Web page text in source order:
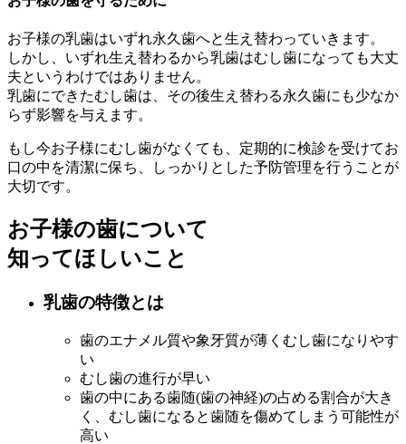
お子様の乳歯はいずれ永久歯へと生え替わっていきます。
しかし、いずれ生え替わるから乳歯はむし歯になっても大丈
夫というわけではありません。
乳歯にできたむし歯は、その後生え替わる永久歯にも少なか
らず影響を与えます。
もし今お子様にむし歯がなくても、定期的に検診を受けてお
口の中を清潔に保ち、しっかりとした予防管理を行うことが
大切です。
お子様の歯について
知ってほしいこと
乳歯の特徴とは
歯のエナメル質や象牙質が薄くむし歯になりやす
い
むし歯の進行が早い
歯の中にある歯随(歯の神経)の占める割合が大き
く、むし歯になると歯随を傷めてしまう可能性が
高い